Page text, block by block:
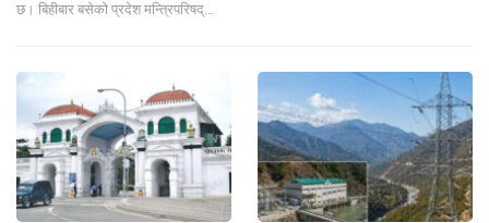
छ। बिहीबार बसेको प्रदेश मन्त्रिपरिषद्…